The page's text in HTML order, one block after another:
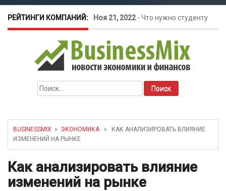
РЕЙТИНГИ КОМПАНИЙ: Ноя 21, 2022- Что нужно студенту
для открытия бизнеса?
Окт 26, 2022-Телефония для
amoCRM: лучшие инструменты для
бизнеса
как защитить свой бизнес?
Найти:
BUSINESSMIX » ЭКОНОМИКА» КАК АНАЛИЗИРОВАТЬ ВЛИЯНИЕ
ИЗМЕНЕНИЙ НА РЫНКЕ
Как анализировать влияние
изменений на рынке